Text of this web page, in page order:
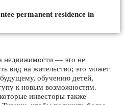
permanent residence in
недвижимости — это не
вид на жительство; это может
обучению детей,
к новым возможностям.
инвесторы также